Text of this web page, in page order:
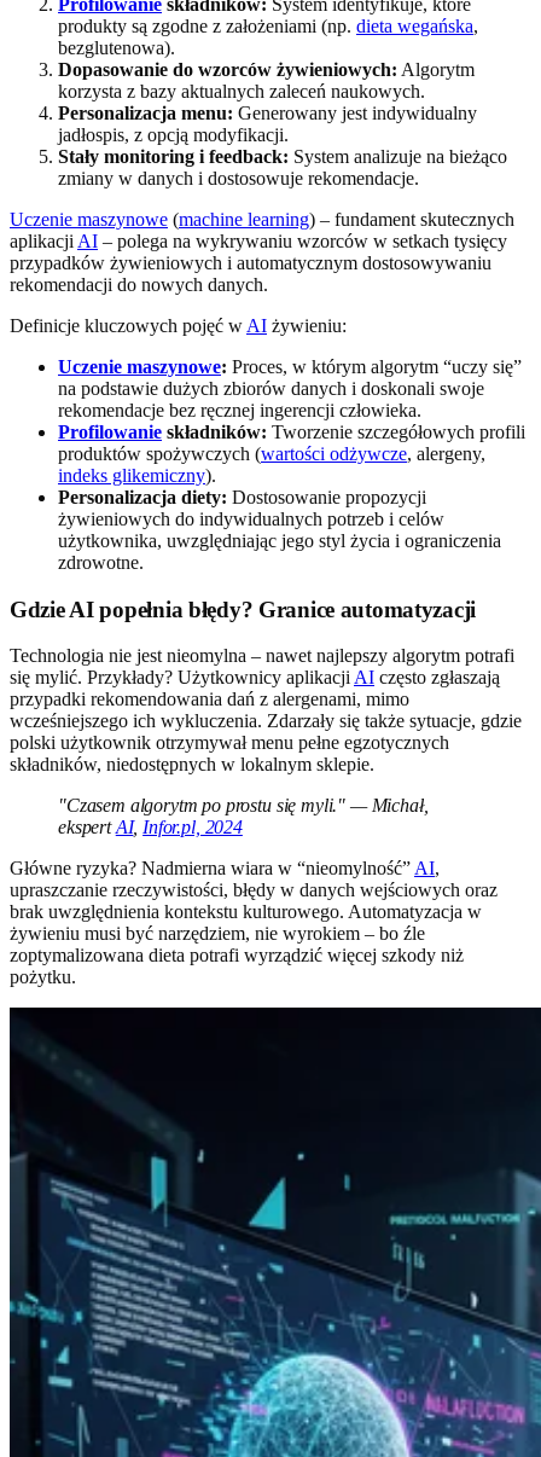
produkty są zgodne z założeniami (np. dieta wegańska,
bezglutenowa).
Dopasowanie do wzorców żywieniowych: Algorytm
korzysta z bazy aktualnych zaleceń naukowych.
Personalizacja menu: Generowany jest indywidualny
jadłospis, z opcją modyfikacji.
Stały monitoring i feedback: System analizuje na bieżąco
zmiany w danych i dostosowuje rekomendacje.
Uczenie maszynowe (machine learning) – fundament skutecznych
aplikacji AI – polega na wykrywaniu wzorców w setkach tysięcy
przypadków żywieniowych i automatycznym dostosowywaniu
rekomendacji do nowych danych.
Definicje kluczowych pojęć w AI żywieniu:
Uczenie maszynowe: Proces, w którym algorytm “uczy się”
na podstawie dużych zbiorów danych i doskonali swoje
rekomendacje bez ręcznej ingerencji człowieka.
Profilowanie składników: Tworzenie szczegółowych profili
produktów spożywczych (wartości odżywcze, alergeny,
indeks glikemiczny).
Personalizacja diety: Dostosowanie propozycji
żywieniowych do indywidualnych potrzeb i celów
użytkownika, uwzględniając jego styl życia i ograniczenia
zdrowotne.
Gdzie AI popełnia błędy? Granice automatyzacji
Technologia nie jest nieomylna – nawet najlepszy algorytm potrafi
się mylić. Przykłady? Użytkownicy aplikacji AI często zgłaszają
przypadki rekomendowania dań z alergenami, mimo
wcześniejszego ich wykluczenia. Zdarzały się także sytuacje, gdzie
polski użytkownik otrzymywał menu pełne egzotycznych
składników, niedostępnych w lokalnym sklepie.
"Czasem algorytm po prostu się myli." — Michał,
ekspertAI, Infor.pl, 2024
Główne ryzyka? Nadmierna wiara w “nieomylność” AI,
upraszczanie rzeczywistości, błędy w danych wejściowych oraz
brak uwzględnienia kontekstu kulturowego. Automatyzacja w
żywieniu musi być narzędziem, nie wyrokiem – bo źle
zoptymalizowana dieta potrafi wyrządzić więcej szkody niż
pożytku.